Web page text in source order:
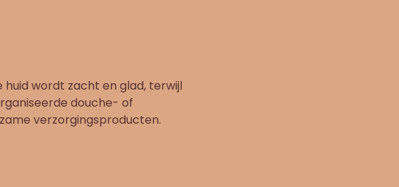
wordt zacht en glad, terwijl
douche- of
verzorgingsproducten.